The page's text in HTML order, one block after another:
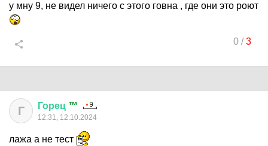
у мну 9, не видел ничего с этого говна , где они это роют
0/3
Г Горец ™
12:31, 12.10.2024
лажа а не тест